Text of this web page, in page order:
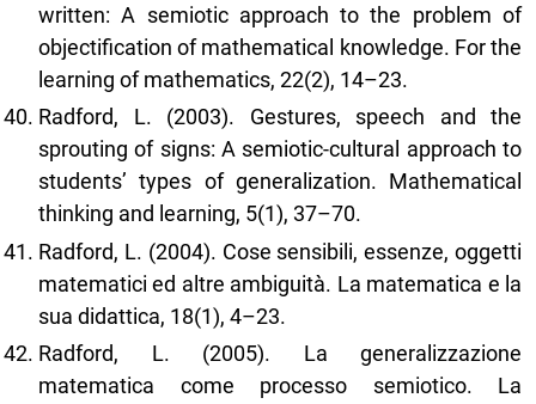
written: A semiotic approach to the problem of
objectification of mathematical knowledge. For the
learning of mathematics, 22(2), 14–23.
Radford, L. (2003). Gestures, speech and the
sprouting of signs: A semiotic-cultural approach to
students’ types of generalization. Mathematical
thinking and learning, 5(1), 37–70.
Radford, L. (2004). Cose sensibili, essenze, oggetti
matematici ed altre ambiguità. La matematica e la
sua didattica, 18(1), 4–23.
Radford, L. (2005). La generalizzazione
matematica come processo semiotico. La